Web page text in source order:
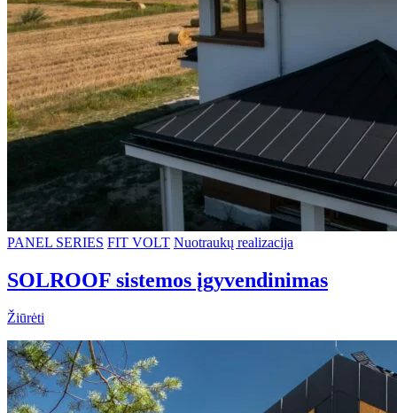
PANEL SERIES FIT VOLT Nuotraukų realizacija
SOLROOF sistemos įgyvendinimas
Žiūrėti